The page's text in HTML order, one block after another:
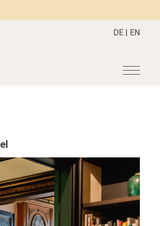
DE | EN
Hotel
Career